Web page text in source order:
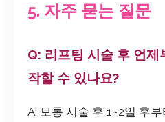
5. 자주 묻는 질문
Q: 리프팅 시술 후 언제
작할 수 있나요?
A: 보통 시술 후 1~2일 후